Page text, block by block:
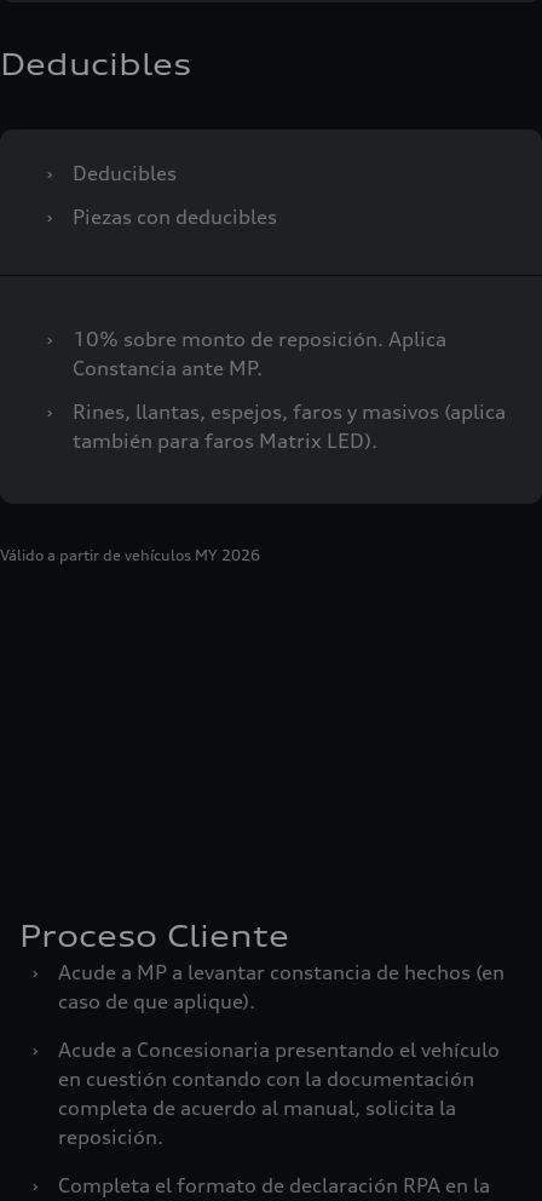
Deducibles
›
Deducibles
›
Piezas con deducibles
›
10% sobre monto de reposición. Aplica
Constancia ante MP.
›
Rines, llantas, espejos, faros y masivos (aplica
también para faros Matrix LED).
Válido a partir de vehículos MY 2026
Proceso Cliente
›
Acude a MP a levantar constancia de hechos (en
caso de que aplique).
›
Acude a Concesionaria presentando el vehículo
en cuestión contando con la documentación
completa de acuerdo al manual, solicita la
reposición.
›
Completa el formato de declaración RPA en la